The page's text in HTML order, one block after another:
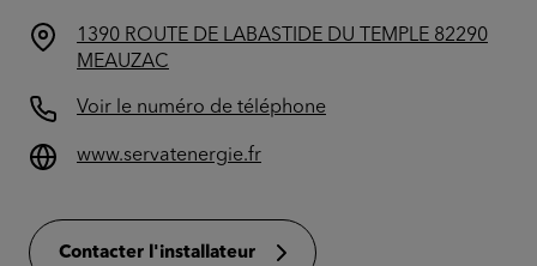
1390 ROUTE DE LABASTIDE DU TEMPLE 82290
MEAUZAC
Voir le numéro de téléphone
www.servatenergie.fr
Contacter l'installateur